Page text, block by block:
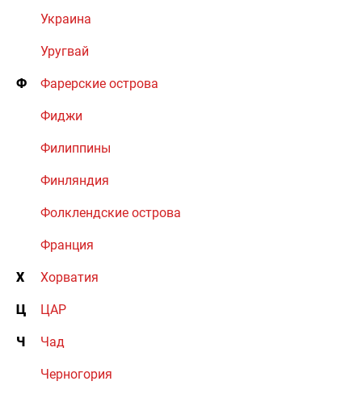
Украина
Уругвай
Ф Фарерские острова
Фиджи
Филиппины
Финляндия
Фолклендские острова
Франция
Х Хорватия
Ц ЦАР
Ч Чад
Черногория